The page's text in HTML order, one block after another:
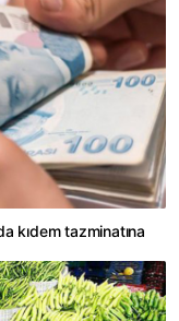
kıdem tazminatına